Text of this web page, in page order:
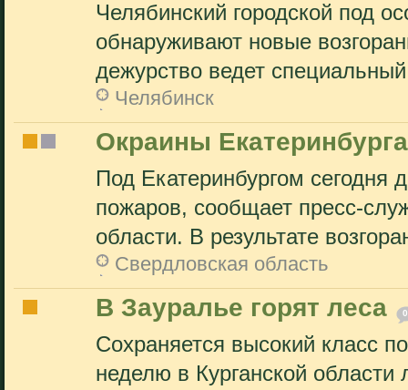
Челябинский городской под
обнаруживают новые
дежурство ведет
Челябинск
Окраины
Под Екатеринбургом сегодня
пожаров, сообщает пресс-
области. В результате
Свердловская область
В Зауралье горят леса 0
Сохраняется высокий класс
неделю в Курганской